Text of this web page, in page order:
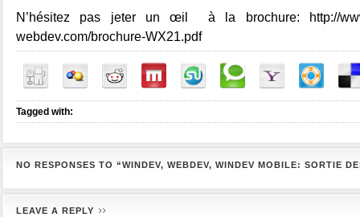
N’hésitez pas jeter un œil à la brochure: http://
webdev.com/brochure-WX21.pdf
Tagged with:
NO RESPONSES TO “WINDEV, WEBDEV, WINDEV MOBILE: SORTIE
LEAVE A REPLY